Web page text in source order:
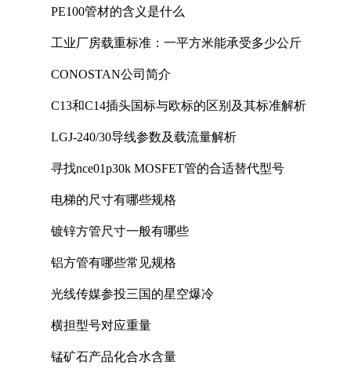
PE100管材的含义是什么
工业厂房载重标准：一平方米能承受多少公斤
CONOSTAN公司简介
C13和C14插头国标与欧标的区别及其标准解析
LGJ-240/30导线参数及载流量解析
寻找nce01p30k MOSFET管的合适替代型号
电梯的尺寸有哪些规格
镀锌方管尺寸一般有哪些
铝方管有哪些常见规格
光线传媒参投三国的星空爆冷
横担型号对应重量
锰矿石产品化合水含量